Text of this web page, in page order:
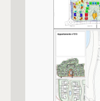
Posto auto/Box
Balcone/Terrazzo
Ascensore